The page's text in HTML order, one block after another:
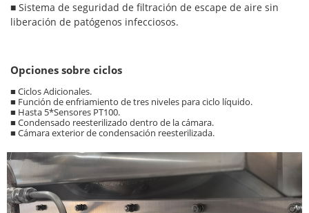
■ Sistema de seguridad de filtración de escape de aire sin
liberación de patógenos infecciosos.
Opciones sobre ciclos
■ Ciclos Adicionales.
■ Función de enfriamiento de tres niveles para ciclo líquido.
■ Hasta 5*Sensores PT100.
■ Condensado reesterilizado dentro de la cámara.
■ Cámara exterior de condensación reesterilizada.